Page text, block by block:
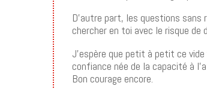
D’autre part, les questions
chercher en toi avec le risque de
J’espère que petit à petit ce
confiance née de la capacité à
Bon courage encore.